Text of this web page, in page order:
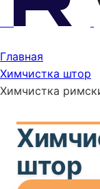
Главная
Химчистка штор
Химчистка
штор